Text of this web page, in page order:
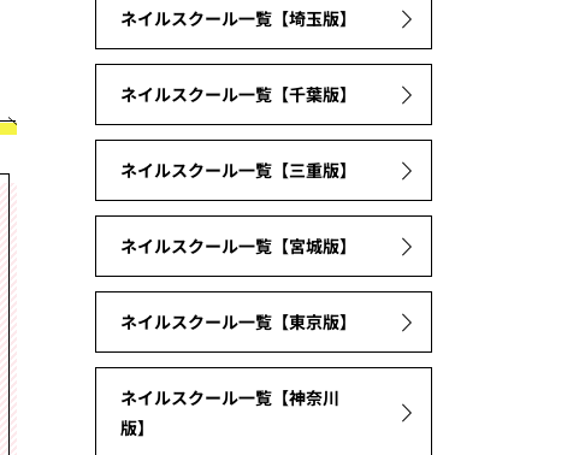
ネイルスクール一覧【埼玉版】
ネイルスクール一覧【千葉版】
ネイルスクール一覧【三重版】
ネイルスクール一覧【宮城版】
ネイルスクール一覧【東京版】
ネイルスクール一覧【神奈川
版】